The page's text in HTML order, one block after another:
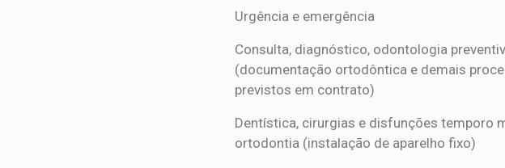
*Procedimentos Amil Dental Pessoa Física*
Urgência e emergência
Consulta, diagnóstico, odontologia
(documentação ortodôntica e demais
previstos em contrato)
Dentística, cirurgias e disfunções temporo
ortodontia (instalação de aparelho fixo)